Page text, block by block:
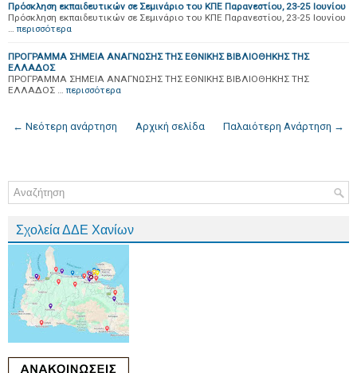
Πρόσκληση εκπαιδευτικών σε Σεμινάριο του ΚΠΕ Παρανεστίου, 23-25 Ιουνίου
Πρόσκληση εκπαιδευτικών σε Σεμινάριο του ΚΠΕ Παρανεστίου, 23-25 Ιουνίου
… περισσότερα
ΠΡΟΓΡΑΜΜΑ ΣΗΜΕΙΑ ΑΝΑΓΝΩΣΗΣ ΤΗΣ ΕΘΝΙΚΗΣ ΒΙΒΛΙΟΘΗΚΗΣ ΤΗΣ
ΕΛΛΑΔΟΣ
ΠΡΟΓΡΑΜΜΑ ΣΗΜΕΙΑ ΑΝΑΓΝΩΣΗΣ ΤΗΣ ΕΘΝΙΚΗΣ ΒΙΒΛΙΟΘΗΚΗΣ ΤΗΣ
ΕΛΛΑΔΟΣ … περισσότερα
← Νεότερη ανάρτηση Παλαιότερη Ανάρτηση →
Αρχική σελίδα
Σχολεία ΔΔΕ Χανίων